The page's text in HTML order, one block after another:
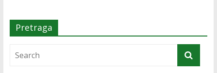
Pretraga